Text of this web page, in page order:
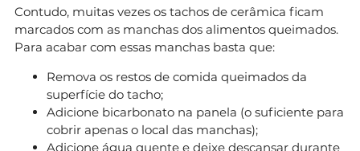
Contudo, muitas vezes os tachos de cerâmica ficam
marcados com as manchas dos alimentos queimados.
Para acabar com essas manchas basta que:
Remova os restos de comida queimados da
superfície do tacho;
Adicione bicarbonato na panela (o suficiente para
cobrir apenas o local das manchas);
Adicione água quente e deixe descansar durante